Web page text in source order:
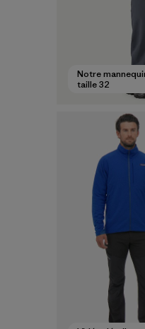
Notre
taille 32